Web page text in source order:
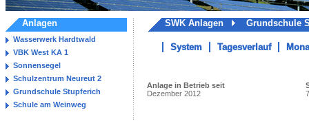
Anlagen
Wasserwerk Hardtwald
VBK West KA 1
Sonnensegel
Schulzentrum Neureut 2
Grundschule Stupferich
Schule am Weinweg
SWK Anlagen Grundschule
System Tagesverlauf
Anlage in Betrieb seit
Dezember 2012